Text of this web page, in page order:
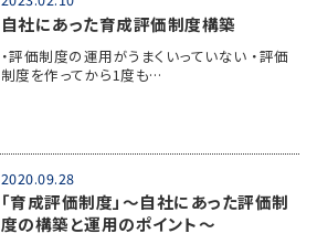
自社にあった育成評価制度構築
・評価制度の運用がうまくいっていない ・評価
制度を作ってから1度も…
2020.09.28
「育成評価制度」～自社にあった評価制
度の構築と運用のポイント～